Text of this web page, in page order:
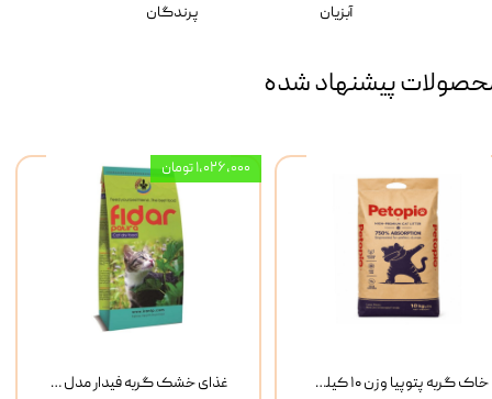
آبزیان پرندگان
پیشنهاد شده
غذای خشک گربه فیدار مدل Adult وزن 10 کیلوگرم
۱,۰۲۶,۰۰۰ تومان
خاک گربه پتوپیا وزن ۱۰ کیلوگرم